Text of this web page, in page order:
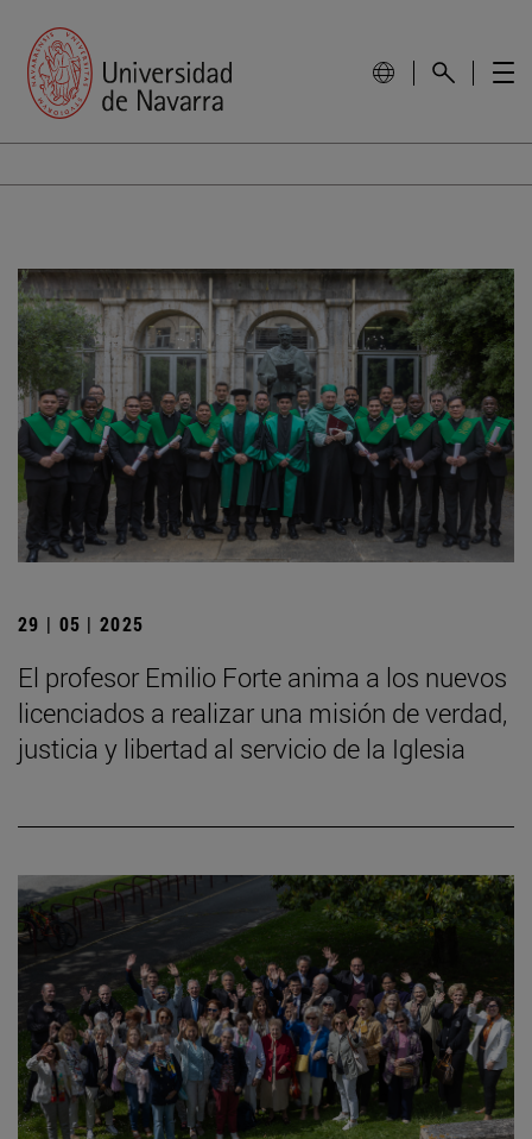
29 | 05 | 2025
El profesor Emilio Forte anima a los nuevos
licenciados a realizar una misión de verdad,
justicia y libertad al servicio de la Iglesia